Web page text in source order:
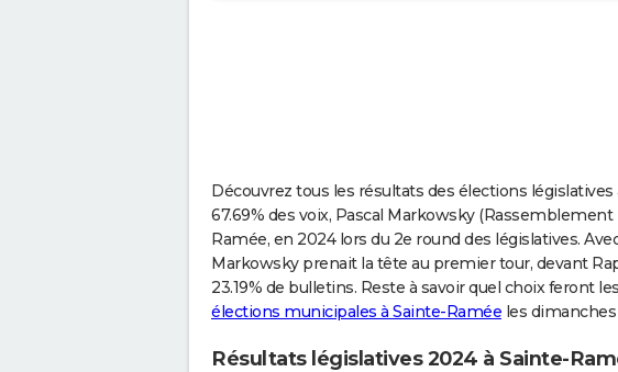
Découvrez tous les résultats des élections
67.69% des voix, Pascal Markowsky
Ramée, en 2024 lors du 2e round des législatives.
Markowsky prenait la tête au premier tour, devant
23.19% de bulletins. Reste à savoir quel choix feront
élections municipales à Sainte-Ramée les
Résultats législatives 2024 à Sainte-